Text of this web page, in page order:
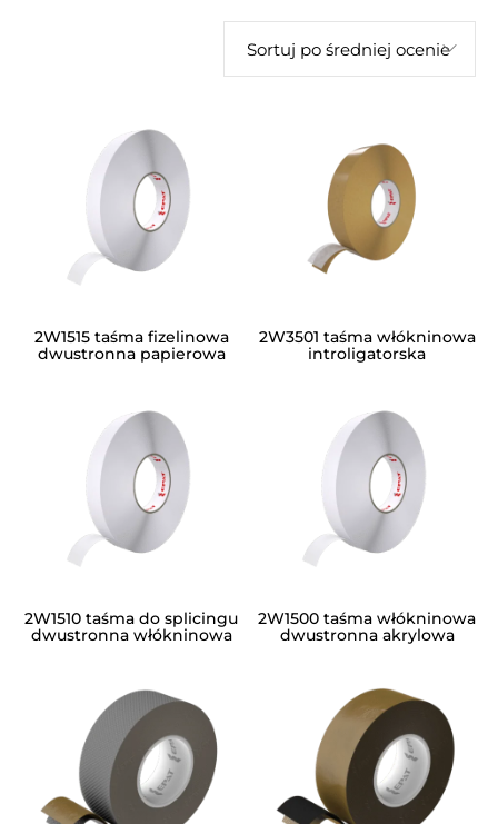
Sortuj po średniej ocenie
2W1515 taśma fizelinowa
dwustronna papierowa
2W3501 taśma włókninowa
introligatorska
2W1510 taśma do splicingu
dwustronna włókninowa
2W1500 taśma włókninowa
dwustronna akrylowa